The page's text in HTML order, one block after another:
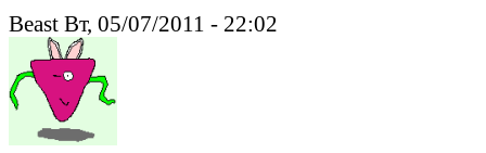
Beast Вт, 05/07/2011 - 22:02